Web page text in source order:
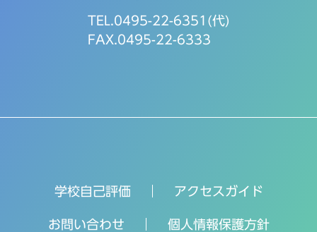
TEL.0495-22-6351(代)
FAX.0495-22-6333
学校自己評価 アクセスガイド
お問い合わせ 個人情報保護方針